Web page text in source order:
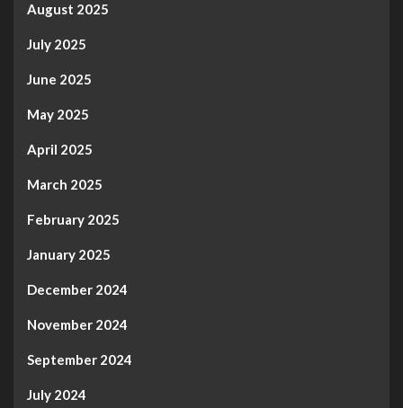
August 2025
July 2025
June 2025
May 2025
April 2025
March 2025
February 2025
January 2025
December 2024
November 2024
September 2024
July 2024